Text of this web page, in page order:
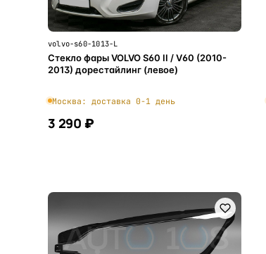
volvo-s60-1013-L
Стекло фары VOLVO S60 II / V60 (2010-
2013) дорестайлинг (левое)
Москва: доставка 0-1 день
3 290 ₽